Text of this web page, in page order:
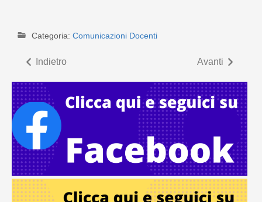
Categoria: Comunicazioni Docenti
Indietro Avanti